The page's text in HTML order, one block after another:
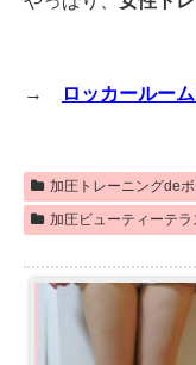
→ ロッカールー
加圧トレーニングdeボ
加圧ビューティーテ